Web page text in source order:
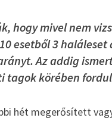
hogy mivel nem
esetből 3
Az addig
tagok körében
hét megerősített